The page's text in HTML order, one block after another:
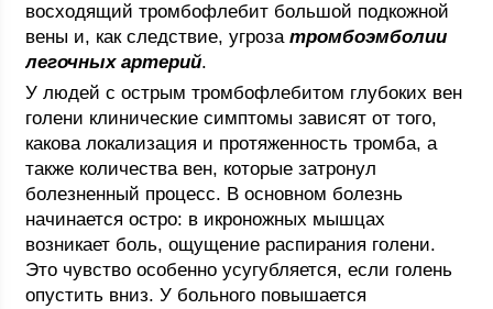
восходящий тромбофлебит большой подкожной
вены и, как следствие, угрозатромбоэмболии
легочных артерий.
У людей с острым тромбофлебитом глубоких вен
голени клинические симптомы зависят от того,
какова локализация и протяженность тромба, а
также количества вен, которые затронул
болезненный процесс. В основном болезнь
начинается остро: в икроножных мышцах
возникает боль, ощущение распирания голени.
Это чувство особенно усугубляется, если голень
опустить вниз. У больного повышается